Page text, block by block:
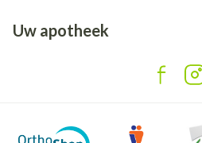
Uw apotheek